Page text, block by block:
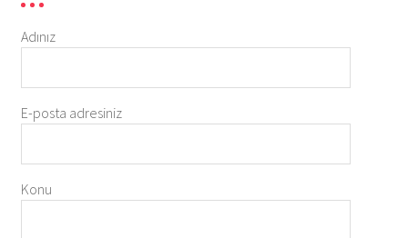
Adınız
E-posta adresiniz
Konu